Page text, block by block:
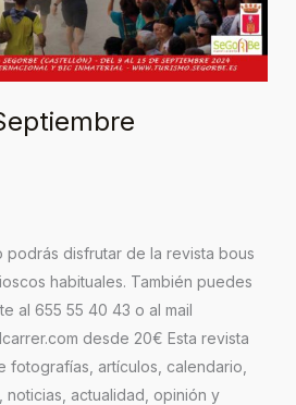
podrás disfrutar de la revista bous
habituales. También puedes
al 655 55 40 43 o al mail
desde 20€ Esta revista
fotografías, artículos, calendario,
actualidad, opinión y